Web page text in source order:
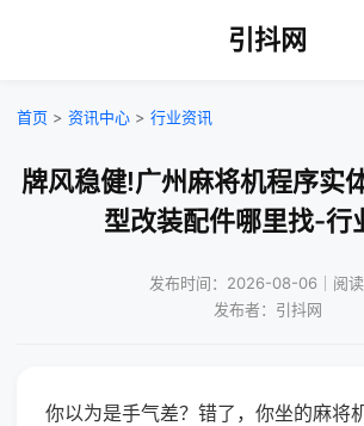
引抖网
首页 > 资讯中心 > 行业资讯
牌风稳健!广州麻将机程序实
型改装配件哪里找-行
发布时间：2026-08-06｜阅读
发布者：引抖网
你以为是手气差？错了，你坐的麻将